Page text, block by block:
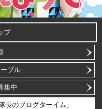
プ
ブル
集中
長のブログターイム」